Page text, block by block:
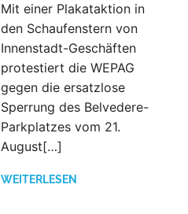
Mit einer Plakataktion in
den Schaufenstern von
Innenstadt-Geschäften
protestiert die WEPAG
gegen die ersatzlose
Sperrung des Belvedere-
Parkplatzes vom 21.
August[…]
WEITERLESEN